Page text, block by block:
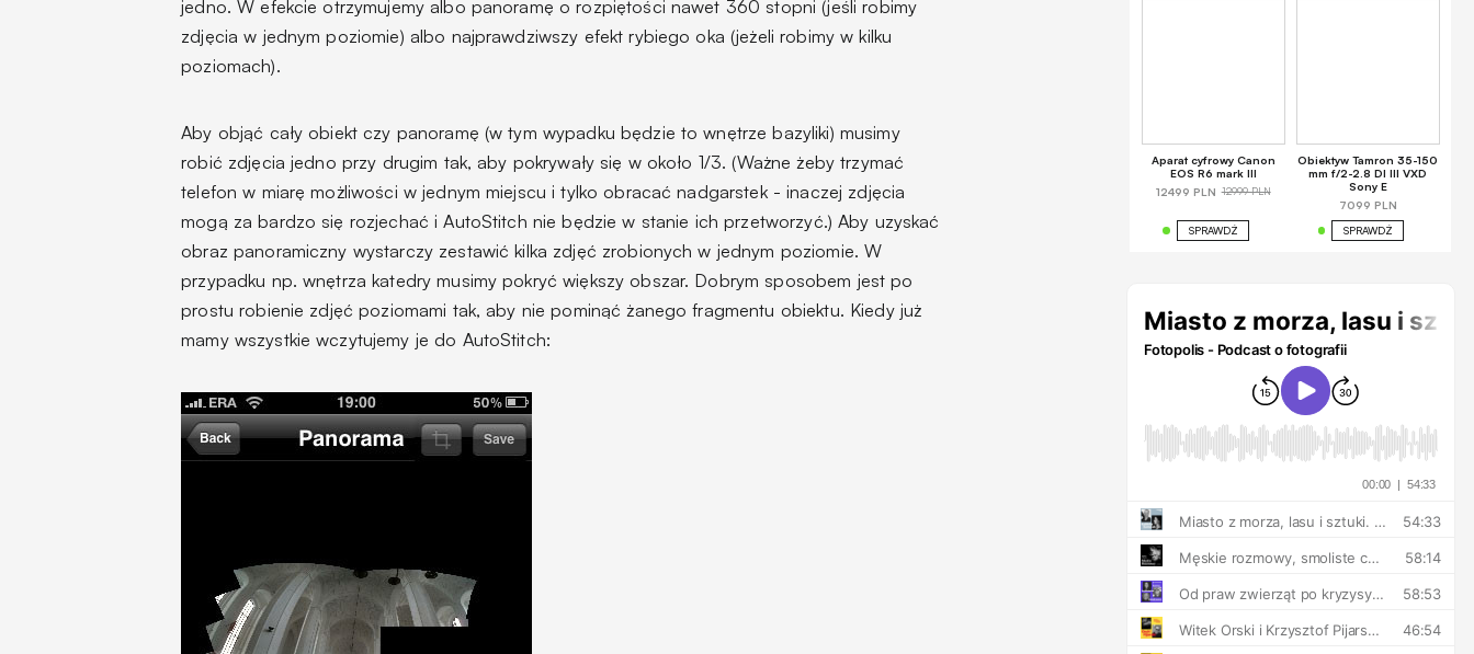
jedno. W efekcie otrzymujemy albo panoramę o rozpiętości nawet 360 stopni (jeśli robimy
zdjęcia w jednym poziomie) albo najprawdziwszy efekt rybiego oka (jeżeli robimy w kilku
poziomach).
Aby objąć cały obiekt czy panoramę (w tym wypadku będzie to wnętrze bazyliki) musimy
robić zdjęcia jedno przy drugim tak, aby pokrywały się w około 1/3. (Ważne żeby trzymać
telefon w miarę możliwości w jednym miejscu i tylko obracać nadgarstek - inaczej zdjęcia
mogą za bardzo się rozjechać i AutoStitch nie będzie w stanie ich przetworzyć.) Aby uzyskać
obraz panoramiczny wystarczy zestawić kilka zdjęć zrobionych w jednym poziomie. W
przypadku np. wnętrza katedry musimy pokryć większy obszar. Dobrym sposobem jest po
prostu robienie zdjęć poziomami tak, aby nie pominąć żanego fragmentu obiektu. Kiedy już
mamy wszystkie wczytujemy je do AutoStitch:
Aparat cyfrowy Canon
EOS R6 mark III
12499 PLN 12999 PLN
SPRAWDŹ
Obiektyw Tamron 35-150
mm f/2-2.8 DI III VXD
Sony E
7099 PLN
SPRAWDŹ